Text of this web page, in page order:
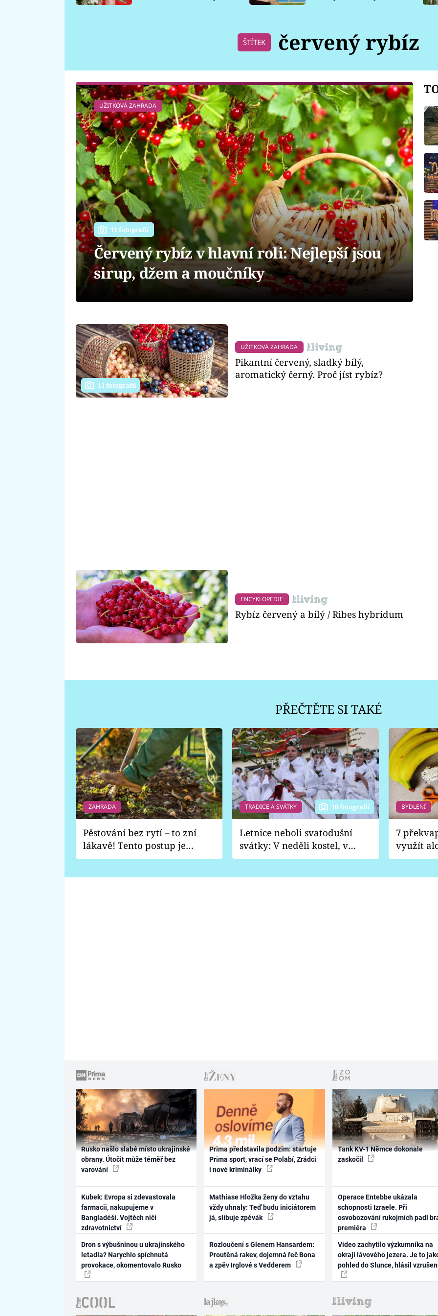
ŠTÍTEK červený rybíz
UŽITKOVÁ ZAHRADA
11 fotografií
Červený rybíz v hlavní roli: Nejlepší jsou
sirup, džem a moučníky
11 fotografií
UŽITKOVÁ ZAHRADA
Pikantní červený, sladký bílý,
aromatický černý. Proč jíst rybíz?
ENCYKLOPEDIE
Rybíz červený a bílý / Ribes hybridum
PŘEČTĚTE SI TAKÉ
ZAHRADA
Pěstování bez rytí – to zní
lákavě! Tento postup je
vhodný jen pro některé
TRADICE A SVÁTKY 10 fotografií
Letnice neboli svatodušní
svátky: V neděli kostel, v
pondělí zábava
BYDLENÍ
7
využít
Rusko našlo slabé místo ukrajinské
obrany. Útočit může téměř bez
varování
Kubek: Evropa si zdevastovala
farmacii, nakupujeme v
Bangladéši. Vojtěch ničí
zdravotnictví
Dron s výbušninou u ukrajinského
letadla? Narychlo spíchnutá
provokace, okomentovalo Rusko
Prima představila podzim: startuje
Prima sport, vrací se Polabí, Zrádci
i nové kriminálky
Mathiase Hložka ženy do vztahu
vždy uhnaly: Teď budu iniciátorem
já, slibuje zpěvák
Rozloučení s Glenem Hansardem:
Proutěná rakev, dojemná řeč Bona
a zpěv Irglové s Vedderem
Tank KV-1 Němce dokonale
zaskočil
Operace Entebbe ukázala
schopnosti Izraele. Při
osvobozování rukojmích padl
premiéra
Video zachytilo výzkumníka na
okraji lávového jezera. Je to
pohled do Slunce, hlásil